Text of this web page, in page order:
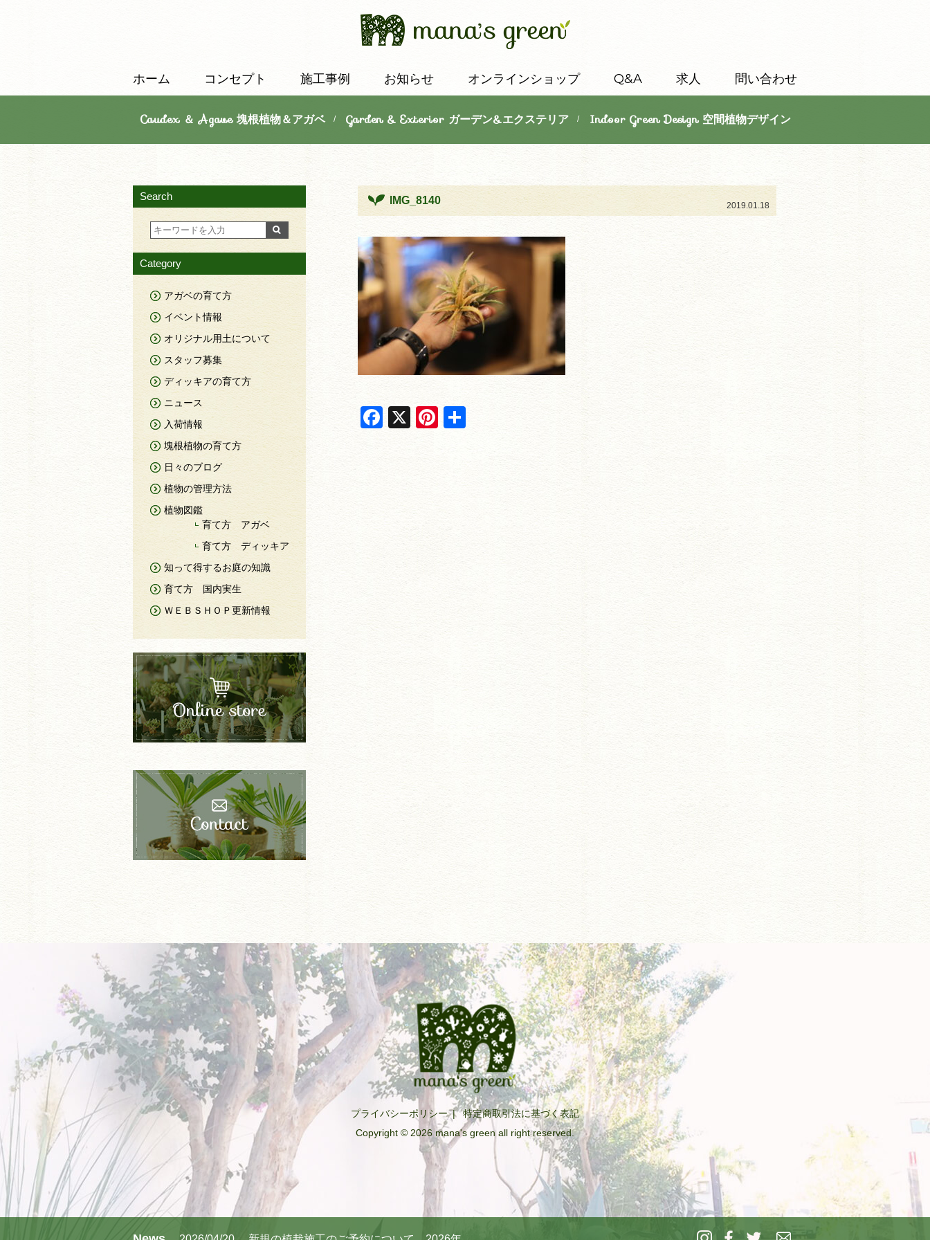
ホーム コンセプト 施工事例 お知らせ オンラインショップ Q&A 求人 問い合わせ
Caudex ＆ Agave 塊根植物＆アガベ/ Garden & Exterior ガーデン&エクステリア/ Indoor Green Design 空間植物デザイン
2019.01.18
IMG_8140
F
X
Pi
Search
Category
アガベの育て方
イベント情報
オリジナル用土について
スタッフ募集
ディッキアの育て方
ニュース
入荷情報
塊根植物の育て方
日々のブログ
植物の管理方法
植物図鑑
育て方 アガベ
育て方 ディッキア
知って得するお庭の知識
育て方 国内実生
ＷＥＢＳＨＯＰ更新情報
プライバシーポリシー|特定商取引法に基づく表記
Copyright © 2026 mana's green all right reserved.